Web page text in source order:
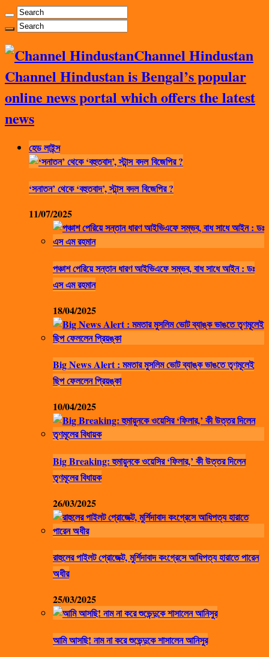
Channel Hindustan
Channel Hindustan is Bengal’s popular
online news portal which offers the latest
news
হেড লাইন্স
‘সনাতন’ থেকে ‘বহুতবাদ’, স্টান্স বদল বিজেপির ?
11/07/2025
পঞ্চাশ পেরিয়ে সন্তান ধারণ আইভিএফে সম্ভব, বাধ সাধে আইন : ডঃ
এস এম রহমান
18/04/2025
Big News Alert : মমতার মুসলিম ভোট ব্যাঙ্ক ভাঙতে তৃণমূলেই
ছিপ ফেললেন প্রিয়ঙ্কা
10/04/2025
Big Breaking: হুমায়ুনকে ওয়েসির ‘ফিলার,’ কী উত্তর দিলেন
তৃণমূলের বিধায়ক
26/03/2025
রাহুলের পাইলট প্রোজেক্ট, মুর্শিদাবাদ কংগ্রেসে আধিপত্য হারাতে পারেন
অধীর
25/03/2025
আমি আসছি! নাম না করে শুভেন্দুকে শাসালেন আনিসুর